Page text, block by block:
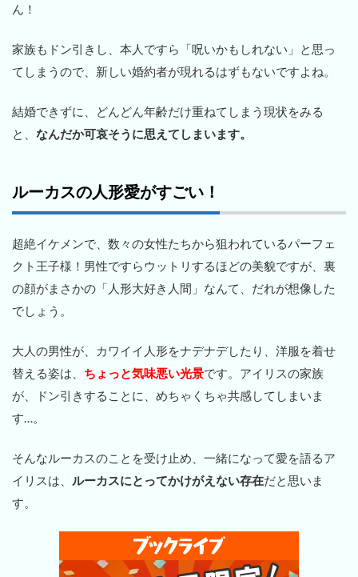
ん！
家族もドン引きし、本人ですら「呪いかもしれない」と思っ
てしまうので、新しい婚約者が現れるはずもないですよね。
結婚できずに、どんどん年齢だけ重ねてしまう現状をみる
と、 なんだか可哀そうに思えてしまいます。
ルーカスの人形愛がすごい！
超絶イケメンで、数々の女性たちから狙われているパーフェ
クト王子様！男性ですらウットリするほどの美貌ですが、裏
の顔がまさかの「人形大好き人間」なんて、だれが想像した
でしょう。
大人の男性が、カワイイ人形をナデナデしたり、洋服を着せ
替える姿は、 ちょっと気味悪い光景です。アイリスの家族
が、ドン引きすることに、めちゃくちゃ共感してしまいま
す…。
そんなルーカスのことを受け止め、一緒になって愛を語るア
イリスは、
ルーカスにとってかけがえない存在だと思いま
す。